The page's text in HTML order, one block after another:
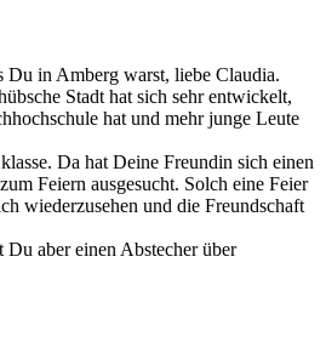
Du in Amberg warst, liebe Claudia.
Stadt hat sich sehr entwickelt,
hat und mehr junge Leute
Da hat Deine Freundin sich einen
Feiern ausgesucht. Solch eine Feier
wiederzusehen und die Freundschaft
Du aber einen Abstecher über